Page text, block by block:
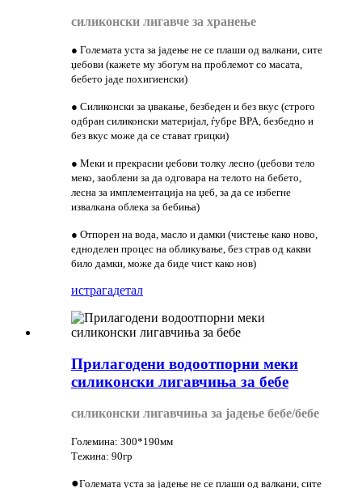
силиконски лигавче за хранење
● Големата уста за јадење не се плаши од валкани, сите
џебови (кажете му збогум на проблемот со масата,
бебето јаде похигиенски)
● Силиконски за џвакање, безбеден и без вкус (строго
одбран силиконски материјал, ѓубре BPA, безбедно и
без вкус може да се стават грицки)
● Меки и прекрасни џебови толку лесно (џебови тело
меко, заоблени за да одговара на телото на бебето,
лесна за имплементација на џеб, за да се избегне
извалкана облека за бебиња)
● Отпорен на вода, масло и дамки (чистење како ново,
едноделен процес на обликување, без страв од какви
било дамки, може да биде чист како нов)
истрагадетал
Прилагодени водоотпорни меки
силиконски лигавчиња за бебе
силиконски лигавчиња за јадење бебе/бебе
Големина: 300*190мм
Тежина: 90гр
●Големата уста за јадење не се плаши од валкани, сите